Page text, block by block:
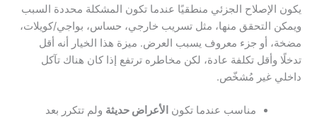
يكون الإصلاح الجزئي منطقيًا عندما تكون المشكلة محددة السبب
ويمكن التحقق منها، مثل تسريب خارجي، حساس، بواجي/كويلات،
مضخة، أو جزء معروف يسبب العرض. ميزة هذا الخيار أنه أقل
تدخلًا وأقل تكلفة عادة، لكن مخاطره ترتفع إذا كان هناك تآكل
داخلي غير مُشخّص.
مناسب عندما تكون الأعراض حديثة ولم تتكرر بعد